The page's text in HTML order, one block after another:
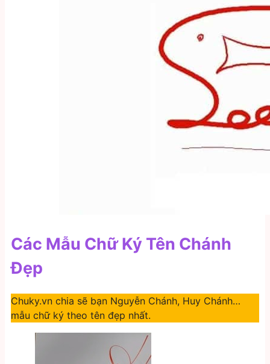
Các Mẫu Chữ Ký Tên Chánh
Đẹp
Chuky.vn chia sẽ bạn Nguyễn Chánh, Huy Chánh…
mẫu chữ ký theo tên đẹp nhất.